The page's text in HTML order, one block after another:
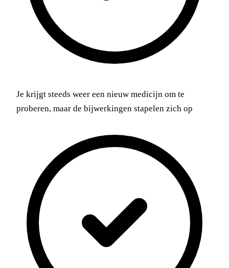
Je krijgt steeds weer een nieuw medicijn om te
proberen, maar de bijwerkingen stapelen zich op